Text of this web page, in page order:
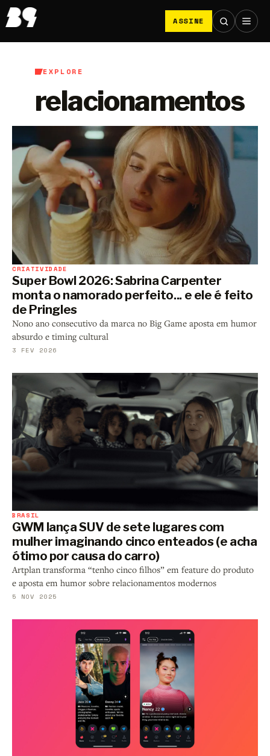
ASSINE
EXPLORE
relacionamentos
CRIATIVIDADE
Super Bowl 2026: Sabrina Carpenter
monta o namorado perfeito... e ele é feito
de Pringles
Nono ano consecutivo da marca no Big Game aposta em humor
absurdo e timing cultural
3 FEV 2026
BRASIL
GWM lança SUV de sete lugares com
mulher imaginando cinco enteados (e acha
ótimo por causa do carro)
Artplan transforma “tenho cinco filhos” em feature do produto
e aposta em humor sobre relacionamentos modernos
5 NOV 2025